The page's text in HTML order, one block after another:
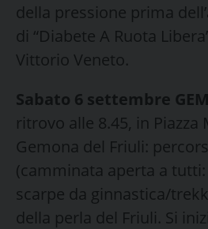
della pressione prima
di “Diabete A Ruota
Vittorio Veneto.
Sabato 6 settembre
ritrovo alle 8.45, in Piazza
Gemona del Friuli:
(camminata aperta a
scarpe da ginnastica/
della perla del Friuli. Si